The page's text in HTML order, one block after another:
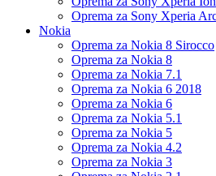
Oprema za Sony Xperia
Nokia
Oprema za Nokia 8 Sirocco
Oprema za Nokia 8
Oprema za Nokia 7.1
Oprema za Nokia 6 2018
Oprema za Nokia 6
Oprema za Nokia 5.1
Oprema za Nokia 5
Oprema za Nokia 4.2
Oprema za Nokia 3